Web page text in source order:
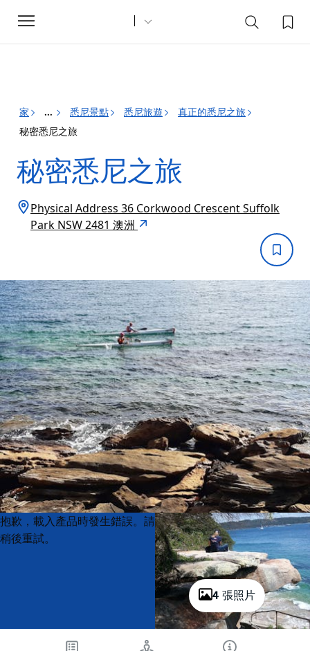
Toggle
navigation
家 ... 悉尼景點 悉尼旅遊
真正的悉尼之旅
秘密悉尼之旅
秘密悉尼之旅
Physical Address 36 Corkwood Crescent Suffolk
Park NSW 2481 澳洲
4 張照片
Product
List
Product
List
抱歉，載入產品時發生錯誤。請
稍後重試。